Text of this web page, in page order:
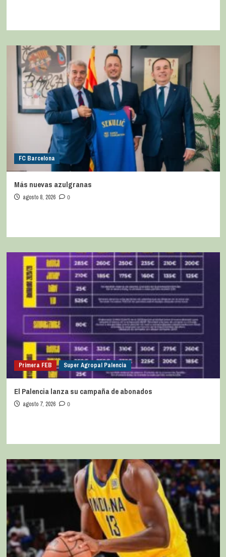
FC Barcelona
Más nuevas azulgranas
agosto 8, 2026 0
Primera FEB Super Agropal Palencia
El Palencia lanza su campaña de abonados
agosto 7, 2026 0